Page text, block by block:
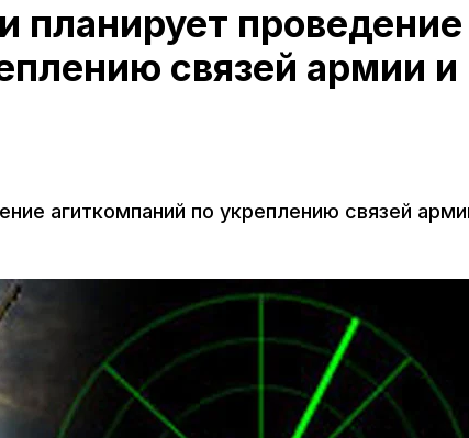
проведение
связей армии и
агиткомпаний по укреплению связей